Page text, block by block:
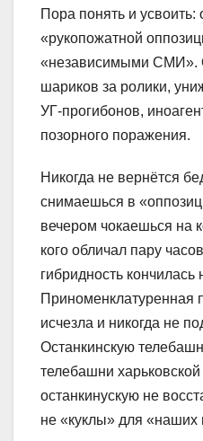
Пора понять и усвоить:
«рукопожатной
«независимыми СМИ».
шариков за ролики,
УГ-прогибонов,
позорного поражения.
Никогда не вернётся
снимаешься в
вечером чокаешься на
кого обличал пару
гибридность кончилась
Приноменклатуренная
исчезла и никогда не
Останкинскую
телебашни
останкинускую не
не «куклы» для «наших